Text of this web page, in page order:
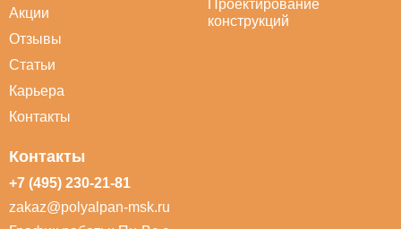
Акции
Отзывы
Статьи
Карьера
Контакты
Проектирование
конструкций
Контакты
+7 (495) 230-21-81
zakaz@polyalpan-msk.ru